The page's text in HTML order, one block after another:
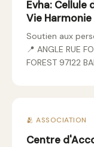
Evha: Cellule
Vie
Soutien aux
📍 ANGLE RUE
FOREST 97122
🫂 ASSOCIATION
Centre